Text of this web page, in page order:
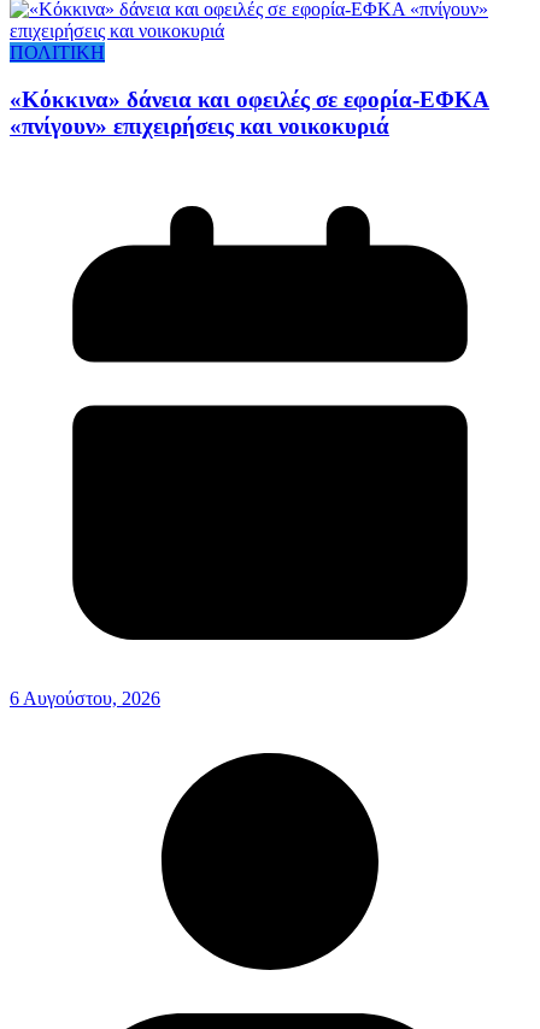
ΠΟΛΙΤΙΚΗ
«Κόκκινα» δάνεια και οφειλές σε εφορία-ΕΦΚΑ
«πνίγουν» επιχειρήσεις και νοικοκυριά
6 Αυγούστου, 2026